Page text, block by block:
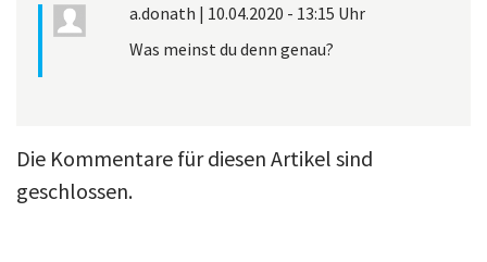
a.donath | 10.04.2020 - 13:15 Uhr
Was meinst du denn genau?
Die Kommentare für diesen Artikel sind
geschlossen.